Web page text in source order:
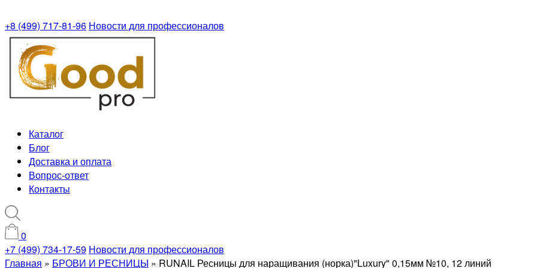
+8 (499) 717-81-96 Новости для профессионалов
Каталог
Блог
Доставка и оплата
Вопрос-ответ
Контакты
0
+7 (499) 734-17-59 Новости для профессионалов
Главная » БРОВИ И РЕСНИЦЫ » RUNAIL Ресницы для наращивания (норка)"Luxury" 0,15мм №10, 12 линий